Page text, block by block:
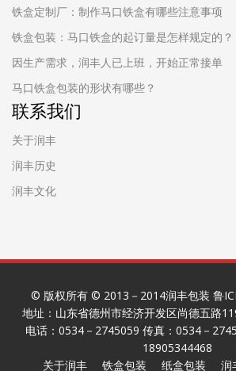
铁盒定制厂：制作马口铁盒有哪些注意事项
铁盒包装：马口铁盒的起订量是怎样规定的？
因生产需求，润丰人已上班，开始正常接单
马口铁盒包装的形状有哪些？
联系我们
关于润丰
润丰历史
润丰文化
© 版权所有 © 2013－2014润丰包装 鲁
地址：山东省德州市经济开发区尚德五路
电话：0534－2745059 传真：0534－
18905344468
关于润丰
铁盒包装 纸盒包装 润